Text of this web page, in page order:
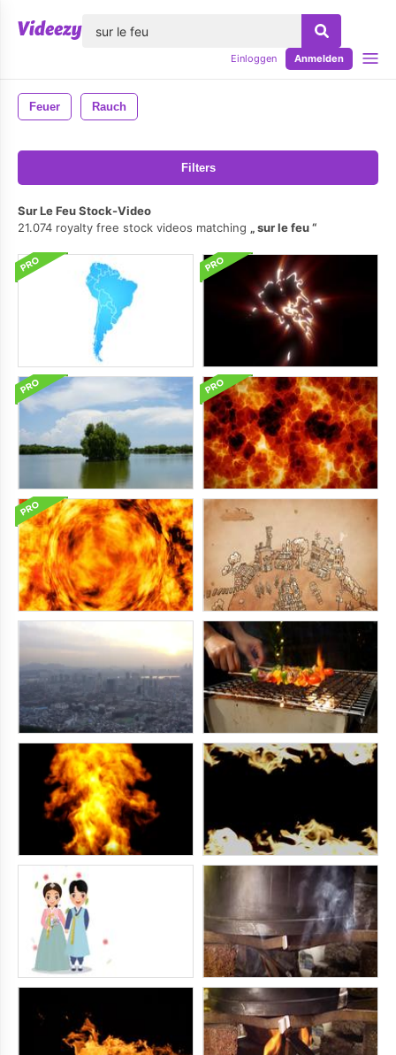
Einloggen Anmelden
Feuer Rauch
Filters
Sur Le Feu Stock-Video
21.074 royalty free stock videos matching
sur le feu